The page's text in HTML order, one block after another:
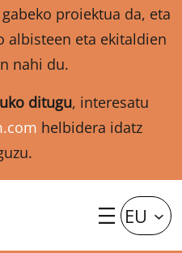
proiektua da, eta
albisteen eta ekitaldien
nahi du.
ditugu, interesatu
helbidera idatz
EU